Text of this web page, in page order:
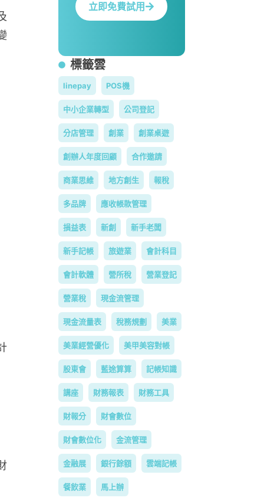
立即免費試用
標籤雲
linepay POS機
中小企業轉型 公司登記
分店管理 創業 創業桌遊
創辦人年度回顧 合作邀請
商業思維 地方創生 報稅
多品牌 應收帳款管理
損益表 新創 新手老闆
新手記帳 旅遊業 會計科目
會計軟體 營所稅 營業登記
營業稅 現金流管理
現金流量表 稅務規劃 美業
美業經營優化 美甲美容對帳
股東會 藍途算算 記帳知識
講座 財務報表 財務工具
財報分 財會數位
財會數位化 金流管理
金融展 銀行餘額 雲端記帳
餐飲業 馬上辦